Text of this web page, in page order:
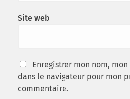
Site web
Enregistrer mon nom,
dans le navigateur pour mon
commentaire.